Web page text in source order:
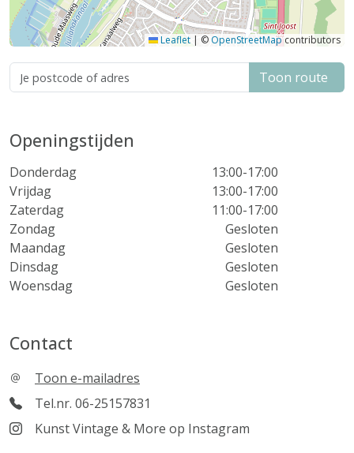
Leaflet | © OpenStreetMapcontributors
Toon route
Openingstijden
Donderdag
13:00-17:00
Vrijdag
13:00-17:00
Zaterdag
11:00-17:00
Zondag
Gesloten
Maandag
Gesloten
Dinsdag
Gesloten
Woensdag
Gesloten
Contact
Toon e-mailadres
Tel.nr. 06-25157831
Kunst Vintage & More op Instagram